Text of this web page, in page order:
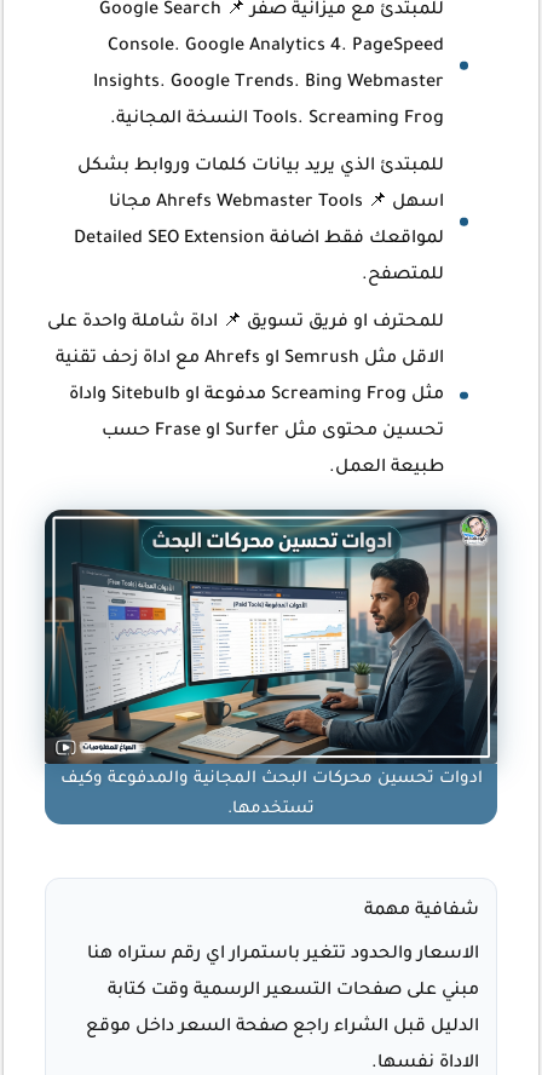
للمبتدئ مع ميزانية صفر 📌 Google Search
Console. Google Analytics 4. PageSpeed
Insights. Google Trends. Bing Webmaster
Tools. Screaming Frog النسخة المجانية.
للمبتدئ الذي يريد بيانات كلمات وروابط بشكل
اسهل 📌 Ahrefs Webmaster Tools مجانا
لمواقعك فقط اضافة Detailed SEO Extension
للمتصفح.
للمحترف او فريق تسويق 📌 اداة شاملة واحدة على
الاقل مثل Semrush او Ahrefs مع اداة زحف تقنية
مثل Screaming Frog مدفوعة او Sitebulb واداة
تحسين محتوى مثل Surfer او Frase حسب
طبيعة العمل.
ادوات تحسين محركات البحث المجانية والمدفوعة وكيف
تستخدمها.
شفافية مهمة
الاسعار والحدود تتغير باستمرار اي رقم ستراه هنا
مبني على صفحات التسعير الرسمية وقت كتابة
الدليل قبل الشراء راجع صفحة السعر داخل موقع
الاداة نفسها.